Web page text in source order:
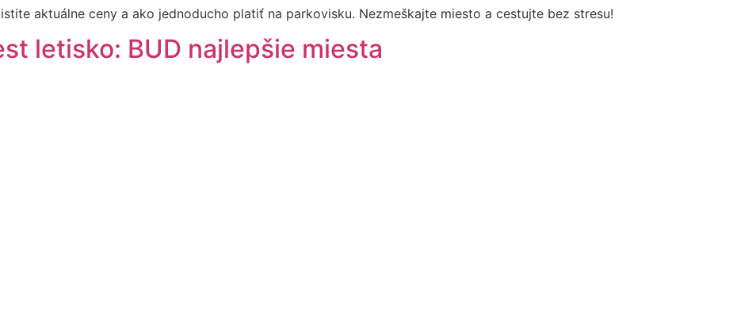
aktuálne ceny a ako jednoducho platiť na parkovisku. Nezmeškajte miesto a cestujte bez stresu!
letisko: BUD najlepšie miesta